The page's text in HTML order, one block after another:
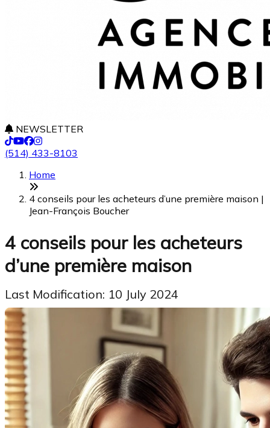
NEWSLETTER
(514) 433-8103
Home
4 conseils pour les acheteurs d’une première maison |
Jean-François Boucher
4 conseils pour les acheteurs
d’une première maison
Last Modification: 10 July 2024